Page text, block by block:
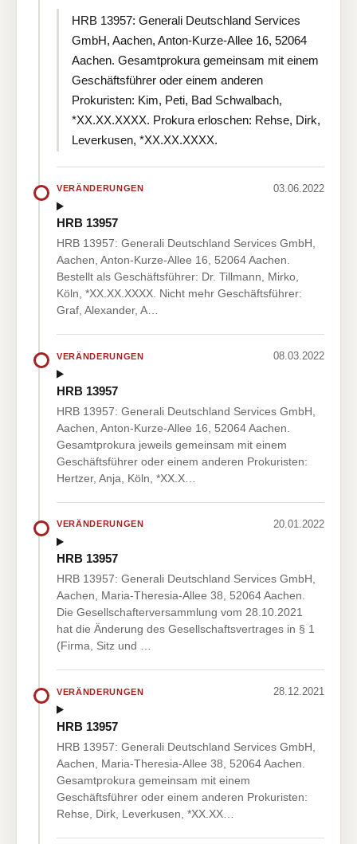
HRB 13957: Generali Deutschland Services
GmbH, Aachen, Anton-Kurze-Allee 16, 52064
Aachen. Gesamtprokura gemeinsam mit einem
Geschäftsführer oder einem anderen
Prokuristen: Kim, Peti, Bad Schwalbach,
*XX.XX.XXXX. Prokura erloschen: Rehse, Dirk,
Leverkusen, *XX.XX.XXXX.
VERÄNDERUNGEN 03.06.2022
HRB 13957
HRB 13957: Generali Deutschland Services GmbH,
Aachen, Anton-Kurze-Allee 16, 52064 Aachen.
Bestellt als Geschäftsführer: Dr. Tillmann, Mirko,
Köln, *XX.XX.XXXX. Nicht mehr Geschäftsführer:
Graf, Alexander, A…
VERÄNDERUNGEN 08.03.2022
HRB 13957
HRB 13957: Generali Deutschland Services GmbH,
Aachen, Anton-Kurze-Allee 16, 52064 Aachen.
Gesamtprokura jeweils gemeinsam mit einem
Geschäftsführer oder einem anderen Prokuristen:
Hertzer, Anja, Köln, *XX.X…
VERÄNDERUNGEN 20.01.2022
HRB 13957
HRB 13957: Generali Deutschland Services GmbH,
Aachen, Maria-Theresia-Allee 38, 52064 Aachen.
Die Gesellschafterversammlung vom 28.10.2021
hat die Änderung des Gesellschaftsvertrages in § 1
(Firma, Sitz und …
VERÄNDERUNGEN 28.12.2021
HRB 13957
HRB 13957: Generali Deutschland Services GmbH,
Aachen, Maria-Theresia-Allee 38, 52064 Aachen.
Gesamtprokura gemeinsam mit einem
Geschäftsführer oder einem anderen Prokuristen:
Rehse, Dirk, Leverkusen, *XX.XX…